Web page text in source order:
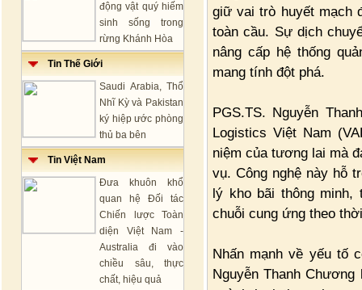
động vật quý hiếm
sinh sống trong
rừng Khánh Hòa
Tin Thế Giới
Saudi Arabia, Thổ
Nhĩ Kỳ và Pakistan
ký hiệp ước phòng
thủ ba bên
Tin Việt Nam
Đưa khuôn khổ
quan hệ Đối tác
Chiến lược Toàn
diện Việt Nam -
Australia đi vào
chiều sâu, thực
chất, hiệu quả
giữ vai trò huyết mạch
toàn cầu. Sự dịch
nâng cấp hệ thống
mang tính đột phá.
PGS.TS. Nguyễn
Logistics Việt Nam
niệm của tương lai mà
vụ. Công nghệ này hỗ
lý kho bãi thông minh,
chuỗi cung ứng theo
Nhấn mạnh về yếu tố
Nguyễn Thanh